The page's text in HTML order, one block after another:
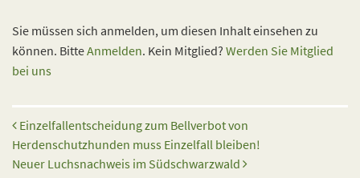
Sie müssen sich anmelden, um diesen Inhalt einsehen zu
können. BitteAnmelden. Kein Mitglied? Werden Sie Mitglied
bei uns
Beitrags-Navigation
Einzelfallentscheidung zum Bellverbot von
Herdenschutzhunden muss Einzelfall bleiben!
Neuer Luchsnachweis im Südschwarzwald